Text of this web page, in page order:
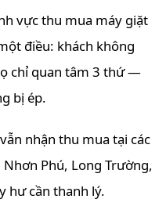
vực thu mua máy giặt
điều: khách không
chỉ quan tâm 3 thứ —
bị ép.
nhận thu mua tại các
Phú, Long Trường,
hư cần thanh lý.